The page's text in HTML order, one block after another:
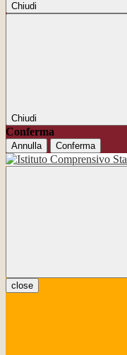
Chiudi
Chiudi
Conferma
Annulla Conferma
close